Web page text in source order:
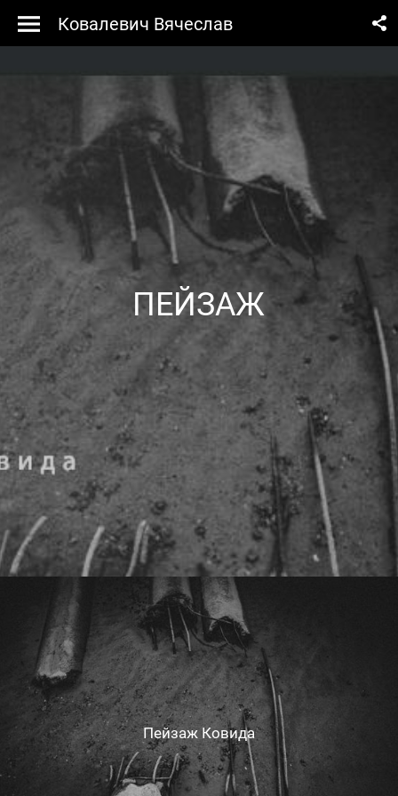
Ковалевич Вячеслав
ПЕЙЗАЖ
Пейзаж Ковида